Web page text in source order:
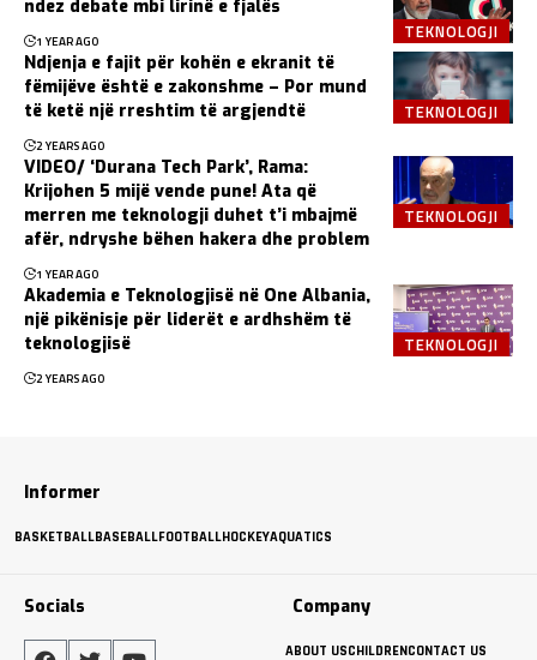
TEKNOLOGJI
ndez debate mbi lirinë e fjalës
1 YEAR AGO
TEKNOLOGJI
Ndjenja e fajit për kohën e ekranit të
fëmijëve është e zakonshme – Por mund
të ketë një rreshtim të argjendtë
2 YEARS AGO
TEKNOLOGJI
VIDEO/ ‘Durana Tech Park’, Rama:
Krijohen 5 mijë vende pune! Ata që
merren me teknologji duhet t’i mbajmë
afër, ndryshe bëhen hakera dhe problem
1 YEAR AGO
TEKNOLOGJI
Akademia e Teknologjisë në One Albania,
një pikënisje për liderët e ardhshëm të
teknologjisë
2 YEARS AGO
Informer
BASKETBALLBASEBALLFOOTBALLHOCKEYAQUATICS
Socials Company
ABOUT USCHILDRENCONTACT US